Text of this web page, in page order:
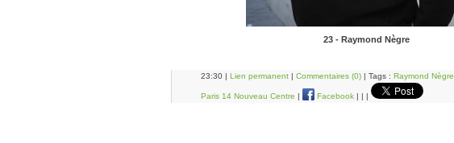
23 - Raymond Nègre
23:30 | Lien permanent | Commentaires (0) | Tags : Raymond Nègre
Paris 14 Nouveau Centre | Facebook | | |